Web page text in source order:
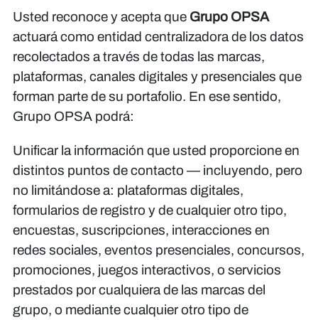
Usted reconoce y acepta que Grupo OPSA
actuará como entidad centralizadora de los datos
recolectados a través de todas las marcas,
plataformas, canales digitales y presenciales que
forman parte de su portafolio. En ese sentido,
Grupo OPSA podrá:
Unificar la información que usted proporcione en
distintos puntos de contacto — incluyendo, pero
no limitándose a: plataformas digitales,
formularios de registro y de cualquier otro tipo,
encuestas, suscripciones, interacciones en
redes sociales, eventos presenciales, concursos,
promociones, juegos interactivos, o servicios
prestados por cualquiera de las marcas del
grupo, o mediante cualquier otro tipo de